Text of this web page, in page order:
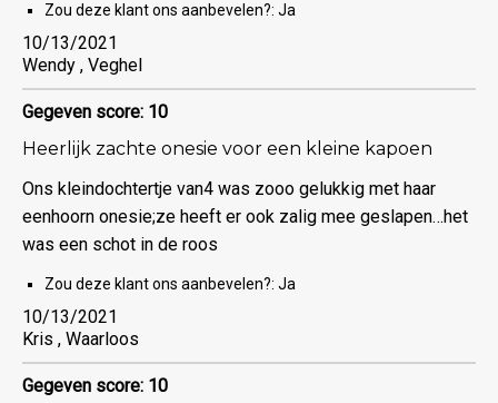
Zou deze klant ons aanbevelen?: Ja
10/13/2021
Wendy , Veghel
Gegeven score: 10
Heerlijk zachte onesie voor een kleine kapoen
Ons kleindochtertje van4 was zooo gelukkig met haar
eenhoorn onesie;ze heeft er ook zalig mee geslapen…het
was een schot in de roos
Zou deze klant ons aanbevelen?: Ja
10/13/2021
Kris , Waarloos
Gegeven score: 10